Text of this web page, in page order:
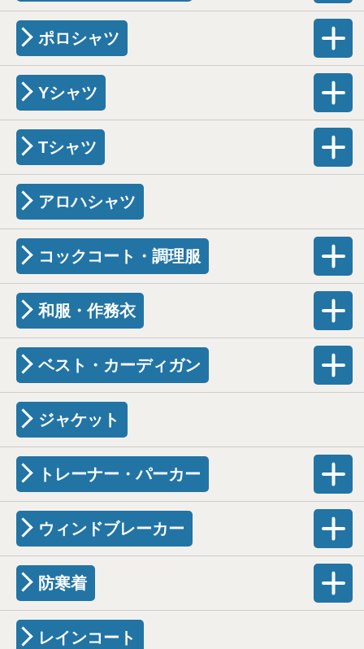
ポロシャツ
Yシャツ
Tシャツ
アロハシャツ
コックコート・調理服
和服・作務衣
ベスト・カーディガン
ジャケット
トレーナー・パーカー
ウィンドブレーカー
防寒着
レインコート